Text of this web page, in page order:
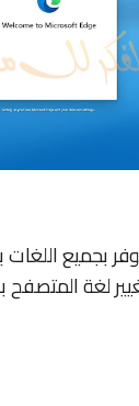
بجميع اللغات
لغة